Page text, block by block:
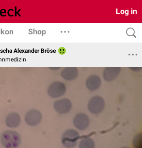
Log in
Shop
Alexander Bröse